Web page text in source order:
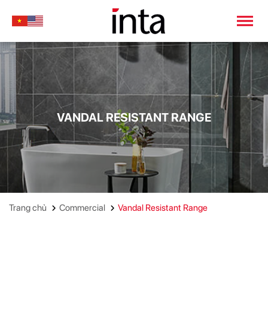
VANDAL RESISTANT RANGE
Trang chủ Commercial Vandal Resistant Range